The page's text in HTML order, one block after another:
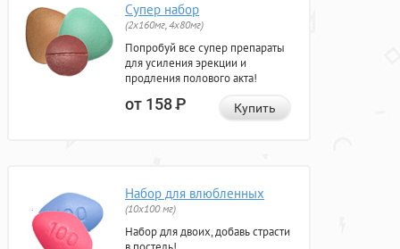
Супер набор
(2х160мг, 4х80мг)
Попробуй все супер препараты
для усиления эрекции и
продления полового акта!
от 158Р Купить
Набор для влюбленных
(10х100 мг)
Набор для двоих, добавь страсти